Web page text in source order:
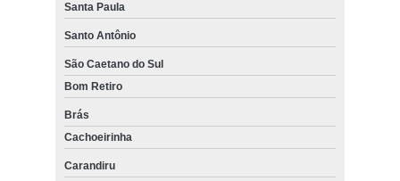
Santa Paula
Santo Antônio
São Caetano do Sul
Bom Retiro
Brás
Cachoeirinha
Carandiru